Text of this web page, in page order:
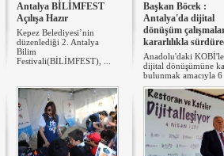
Antalya BİLİMFEST
Açılışa Hazır
Kepez Belediyesi’nin
düzenlediği 2. Antalya
Bilim
Festivali(BİLİMFEST), ...
Başkan Böcek :
Antalya'da dijital
dönüşüm
kararlılıkla
Anadolu'daki
dijital dönüşümüne
bulunmak amacıyla